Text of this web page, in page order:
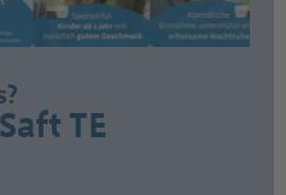
TE